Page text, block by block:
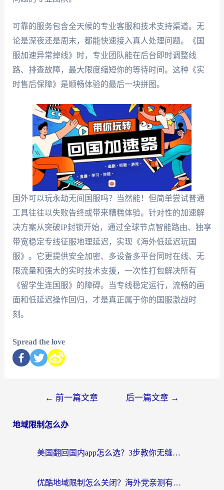
可靠的服务包含全天候的专业客服和技术支持渠道。无
论是深夜还是周末，都能快速接入真人处理问题。《国
服加速异常掉线》时，专业团队能在后台即时调整线
路、排查故障，最大限度缩短你的等待时间。这种《实
时售后保障》是顺畅体验的最后一块拼图。
国外可以玩永劫无间国服吗？当然能！但简单尝试普通
工具往往以失败告终或带来糟糕体验。针对性的加速解
决方案从突破IP封锁开始，通过全球节点智能路由、独享
带宽稳定专线征服地理延迟，实现《海外低延迟玩国
服》。它更提供安全加密、多设备多平台同时在线、无
限流量和强大的实时技术支援，一次性打包解决所有
《留学生连国服》的障碍。当专线稳定运行，流畅的画
面和低延迟操作回归，才是真正属于你的国服激战时
刻。
Spread the love
← 前一篇文章 后一篇文章 →
地域限制怎么办
美国翻回国内app怎么选？3步教你无缝刷剧、登12123、访问国内网站
优酷地域限制怎么关闭？海外党亲测有效的追剧加速器选择指南